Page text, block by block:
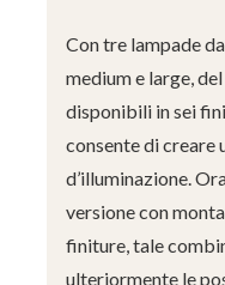
Con tre lampade
medium e large,
disponibili in sei
consente di creare
d’illuminazione.
versione con
finiture, tale
ulteriormente le